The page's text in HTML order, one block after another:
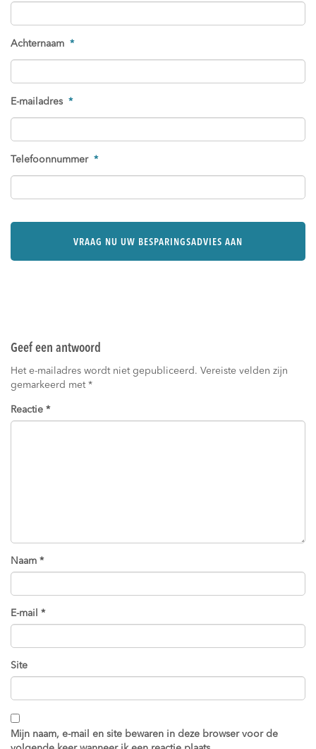
Achternaam *
E-mailadres *
Telefoonnummer *
Geef een antwoord
Het e-mailadres wordt niet gepubliceerd. Vereiste velden zijn
gemarkeerd met *
Reactie *
Naam *
E-mail *
Site
Mijn naam, e-mail en site bewaren in deze browser voor de